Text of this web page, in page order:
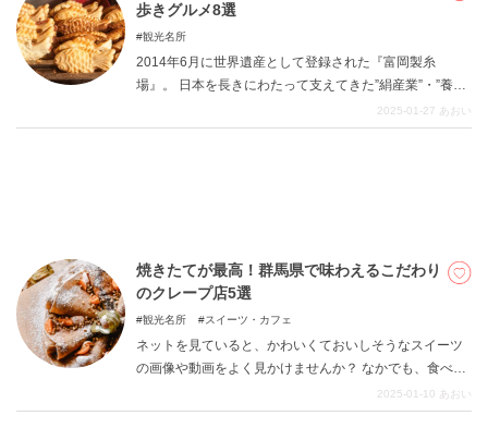
歩きグルメ8選
観光名所
2014年6月に世界遺産として登録された『富岡製糸
場』。 日本を長きにわたって支えてきた”絹産業”・”養蚕
業”を象徴するその建物群は、現在もその姿を操業当時の
まま保っています。 世界遺産登録にならって一大観光地
2025-01-27 あおい
焼きたてが最高！群馬県で味わえるこだわり
のクレープ店5選
観光名所 スイーツ・カフェ
ネットを見ていると、かわいくておいしそうなスイーツ
の画像や動画をよく見かけませんか？ なかでも、食べ歩
きできる『クレープ』には心ひかれてしまうという人が
多いのでは。 そこで今回は、群馬県で食べられるおいし
2025-01-10 あおい